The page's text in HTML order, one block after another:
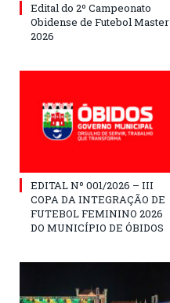
Edital do 2º Campeonato
Obidense de Futebol Master
2026
EDITAL Nº 001/2026 – III
COPA DA INTEGRAÇÃO DE
FUTEBOL FEMININO 2026
DO MUNICÍPIO DE ÓBIDOS